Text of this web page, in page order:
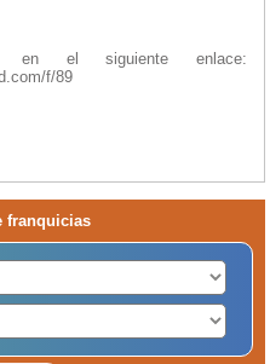
en el siguiente enlace:
f/89
franquicias